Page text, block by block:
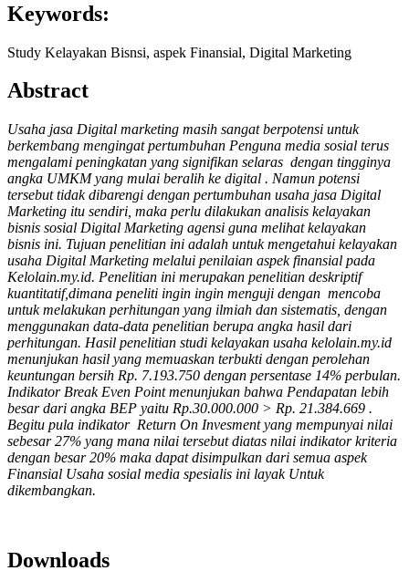
Keywords:
Study Kelayakan Bisnsi, aspek Finansial, Digital Marketing
Abstract
Usaha jasa Digital marketing masih sangat berpotensi untuk
berkembang mengingat pertumbuhan Penguna media sosial terus
mengalami peningkatan yang signifikan selaras dengan tingginya
angka UMKM yang mulai beralih ke digital . Namun potensi
tersebut tidak dibarengi dengan pertumbuhan usaha jasa Digital
Marketing itu sendiri, maka perlu dilakukan analisis kelayakan
bisnis sosial Digital Marketing agensi guna melihat kelayakan
bisnis ini. Tujuan penelitian ini adalah untuk mengetahui kelayakan
usaha Digital Marketing melalui penilaian aspek finansial pada
Kelolain.my.id. Penelitian ini merupakan penelitian deskriptif
kuantitatif,dimana peneliti ingin ingin menguji dengan mencoba
untuk melakukan perhitungan yang ilmiah dan sistematis, dengan
menggunakan data-data penelitian berupa angka hasil dari
perhitungan. Hasil penelitian studi kelayakan usaha kelolain.my.id
menunjukan hasil yang memuaskan terbukti dengan perolehan
keuntungan bersih Rp. 7.193.750 dengan persentase 14% perbulan.
Indikator Break Even Point menunjukan bahwa Pendapatan lebih
besar dari angka BEP yaitu Rp.30.000.000 > Rp. 21.384.669 .
Begitu pula indikator Return On Invesment yang mempunyai nilai
sebesar 27% yang mana nilai tersebut diatas nilai indikator kriteria
dengan besar 20% maka dapat disimpulkan dari semua aspek
Finansial Usaha sosial media spesialis ini layak Untuk
dikembangkan.
Downloads